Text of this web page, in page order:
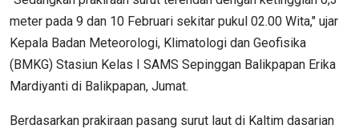
meter pada 9 dan 10 Februari sekitar pukul 02.00 Wita," ujar
Kepala Badan Meteorologi, Klimatologi dan Geofisika
(BMKG) Stasiun Kelas I SAMS Sepinggan Balikpapan Erika
Mardiyanti di Balikpapan, Jumat.
Berdasarkan prakiraan pasang surut laut di Kaltim dasarian